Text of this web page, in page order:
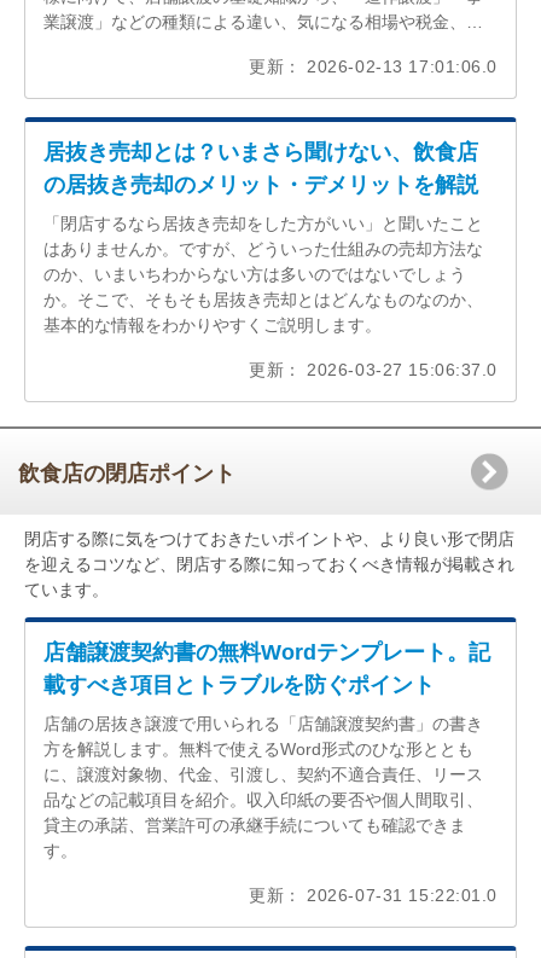
業譲渡」などの種類による違い、気になる相場や税金、具
更新： 2026-02-13 17:01:06.0
居抜き売却とは？いまさら聞けない、飲食店
の居抜き売却のメリット・デメリットを解説
「閉店するなら居抜き売却をした方がいい」と聞いたこと
はありませんか。ですが、どういった仕組みの売却方法な
のか、いまいちわからない方は多いのではないでしょう
か。そこで、そもそも居抜き売却とはどんなものなのか、
基本的な情報をわかりやすくご説明します。
更新： 2026-03-27 15:06:37.0
飲食店の閉店ポイント
閉店する際に気をつけておきたいポイントや、より良い形で閉店
を迎えるコツなど、閉店する際に知っておくべき情報が掲載され
ています。
店舗譲渡契約書の無料Wordテンプレート。記
載すべき項目とトラブルを防ぐポイント
店舗の居抜き譲渡で用いられる「店舗譲渡契約書」の書き
方を解説します。無料で使えるWord形式のひな形ととも
に、譲渡対象物、代金、引渡し、契約不適合責任、リース
品などの記載項目を紹介。収入印紙の要否や個人間取引、
貸主の承諾、営業許可の承継手続についても確認できま
す。
更新： 2026-07-31 15:22:01.0